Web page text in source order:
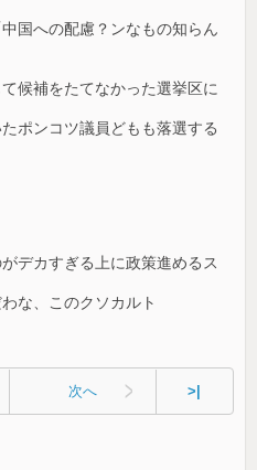
国への配慮？ンなもの知らん
候補をたてなかった選挙区に
ポンコツ議員どもも落選する
デカすぎる上に政策進めるス
な、このクソカルト
次へ >|